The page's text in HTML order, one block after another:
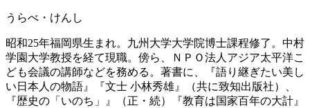
うらべ・けんし
昭和25年福岡県生まれ。九州大学大学院博士課程修了。中村
学園大学教授を経て現職。傍ら、ＮＰＯ法人アジア太平洋こ
ども会議の講師などを務める。著書に、『語り継ぎたい美し
い日本人の物語』『文士 小林秀雄』（共に致知出版社）、
『歴史の「いのち」』（正・続）『教育は国家百年の大計』